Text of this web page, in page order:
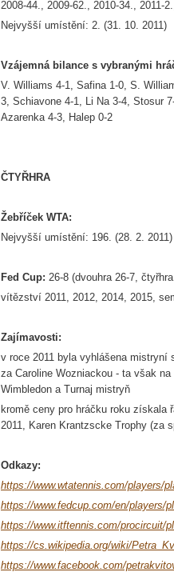
2008-44., 2009-62., 2010-34., 2011-
Nejvyšší umístění: 2. (31. 10. 2011)
Vzájemná bilance s vybranými
V. Williams 4-1, Safina 1-0, S.
3, Schiavone 4-1, Li Na 3-4, Stosur
Azarenka 4-3, Halep 0-2
ČTYŘHRA
Žebříček WTA:
Nejvyšší umístění: 196. (28. 2. 2011)
Fed Cup: 26-8 (dvouhra 26-7,
vítězství 2011, 2012, 2014, 2015,
Zajímavosti:
v roce 2011 byla vyhlášena mistryní
za Caroline Wozniackou - ta však
Wimbledon a Turnaj mistryň
kromě ceny pro hráčku roku získala
2011, Karen Krantzscke Trophy (za
Odkazy:
https://www.wtatennis.com/players/
https://www.fedcup.com/en/players/
https://www.itftennis.com/procircuit/
https://cs.wikipedia.org/wiki/
https://www.facebook.com/